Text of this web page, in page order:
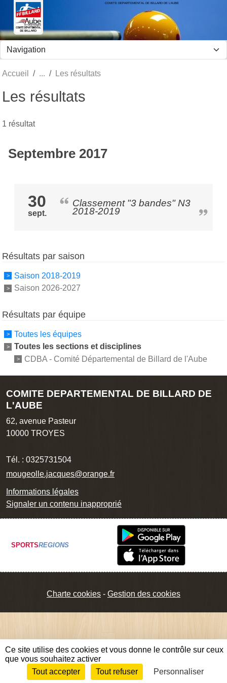
COMITE DEPARTEMENTAL DE BILLARD DE L'AUBE
Accueil Les résultats
Les résultats
1 résultat
Septembre 2017
30
sept.
Classement "3 bandes" N3
2018-2019
Résultats par saison
Saison 2018-2019
Saison 2026-2027
Résultats par équipe
Toutes les équipes
Toutes les sections et disciplines
CDBA - Comité Départemental de Billard de l'Aube
COMITE DEPARTEMENTAL DE BILLARD DE
L'AUBE
62, avenue Pasteur
10000 TROYES
Tél. : 0325731504
mougeolle.jacques@orange.fr
Informations légales
Signaler un contenu inapproprié
SPORTSREGIONS
Charte cookies Gestion des cookies
Envie de participer ? Connexion
Panneau de gestion des cookies
Ce site utilise des cookies et vous donne le contrôle sur ceux
que vous souhaitez activer
Tout accepter
Tout refuser Personnaliser